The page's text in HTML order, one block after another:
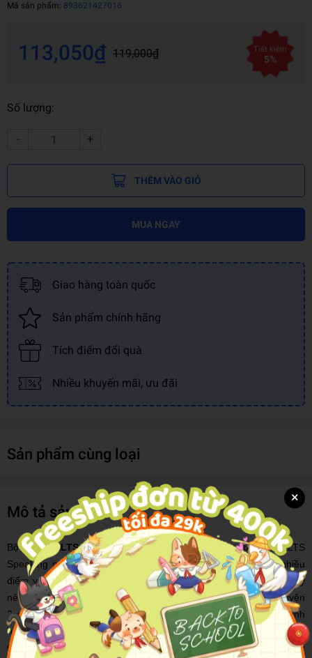
Mã sản phẩm: 893621427016
113,050₫ 119,000₫ Tiết kiệm
5%
Số lượng:
- +
THÊM VÀO GIỎ
MUA NGAY
Giao hàng toàn quốc
Sản phẩm chính hãng
Tích điểm đổi quà
Nhiều khuyến mãi, ưu đãi
Sản phẩm cùng loại
Mô tả sản phẩm
Bộ sách IELTS GOgồm 2 cuốn dành cho các bài thi IELTS
Speaking part 2 và Writing task 2. Đây là 2 phần thi chiếm nhiều
điểm và cũng được đánh giá là các phần thi khó nhằn nhất, vậy
nên, việc chú trọng và dành nhiều thời gian để ôn tập và rèn luyện
2 phần thi này sẽ giúp bạn nắm chắc kiến thức, cũng như định
hướng được những ý chính trong bài làm của mình. Bộ sách
IELTS
GO
sẽ giúp bạn có nhiều ý tưởng khi trả lời các câu hỏi Speaking
×